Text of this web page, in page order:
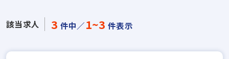
該当求人 3 件中／1~3 件表示